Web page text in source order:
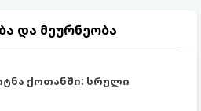
და მეურნეობა
ქოთანში: სრული